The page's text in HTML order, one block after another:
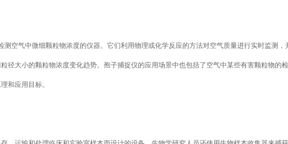
空气中微细颗粒物浓度的仪器。它们利用物理或化学反应的方法对空气质量进行实时监测，
径大小的颗粒物浓度变化趋势。孢子捕捉仪的应用场景中也包括了空气中某些有害颗粒物的
应用目标。